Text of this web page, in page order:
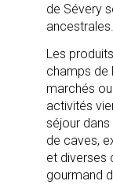
de Sévery
ancestrales.
Les
champs de
marchés
activités
séjour
de caves,
et diverses
gourmand